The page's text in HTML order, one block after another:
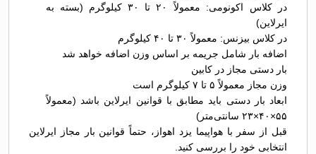
در کلاس اکونومی: معمولاً ۲۰ تا ۳۰ کیلوگرم (بسته به
ایرلاین)
در کلاس بیزنس: معمولاً ۳۰ تا ۴۰ کیلوگرم
اضافه بار شامل جریمه بر اساس وزن اضافه خواهد شد
بار دستی مجاز در کابین
وزن مجاز معمولاً ۵ تا ۷ کیلوگرم است
ابعاد بار دستی باید مطابق با قوانین ایرلاین باشد (معمولاً
۵۵×۴۰×۲۳ سانتی‌متر)
قبل از سفر با هواپیما یزد اهواز، حتماً قوانین بار مجاز ایرلاین
انتخابی خود را بررسی کنید.